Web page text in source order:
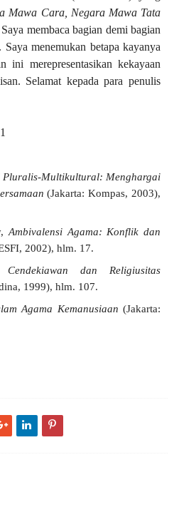
Mawa Cara, Negara Mawa Tata
membaca bagian demi bagian
menemukan betapa kayanya
ini merepresentasikan kekayaan
Selamat kepada para penulis
Pluralis-Multikultural: Menghargai
(Jakarta: Kompas, 2003),
Ambivalensi Agama: Konflik dan
2002), hlm. 17.
Cendekiawan dan Religiusitas
1999), hlm. 107.
Agama Kemanusiaan(Jakarta: